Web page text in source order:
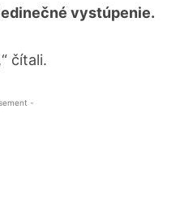
vystúpenie.
čítali.
-